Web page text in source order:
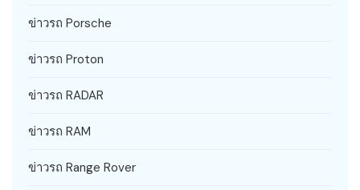
ข่าวรถ Porsche
ข่าวรถ Proton
ข่าวรถ RADAR
ข่าวรถ RAM
ข่าวรถ Range Rover